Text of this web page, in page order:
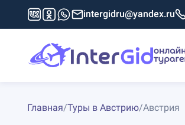
intergidru@yandex.ru
Главная/Туры в Австрию/Австрия